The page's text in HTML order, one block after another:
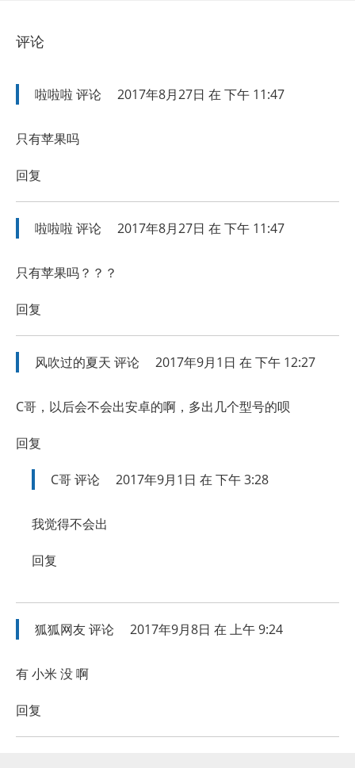
评论
啦啦啦 评论 2017年8月27日 在 下午 11:47
只有苹果吗
回复
啦啦啦 评论 2017年8月27日 在 下午 11:47
只有苹果吗？？？
回复
风吹过的夏天 评论 2017年9月1日 在 下午 12:27
C哥，以后会不会出安卓的啊，多出几个型号的呗
回复
C哥评论 2017年9月1日 在 下午 3:28
我觉得不会出
回复
狐狐网友评论 2017年9月8日 在 上午 9:24
有 小米 没 啊
回复